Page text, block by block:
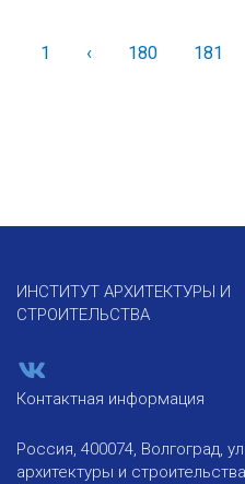
1 ‹Назад180 181
ИНСТИТУТ АРХИТЕКТУРЫ И
СТРОИТЕЛЬСТВА
Контактная информация
Россия, 400074, Волгоград,
архитектуры и